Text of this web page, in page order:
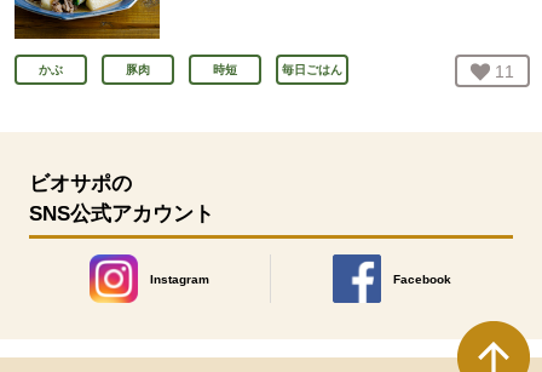
かぶ 豚肉 時短 毎日ごはん お気
11
ビオサポの
SNS公式アカウント
Instagram
別のウィンドウで開きます。
Facebook
別のウィンドウで開きます